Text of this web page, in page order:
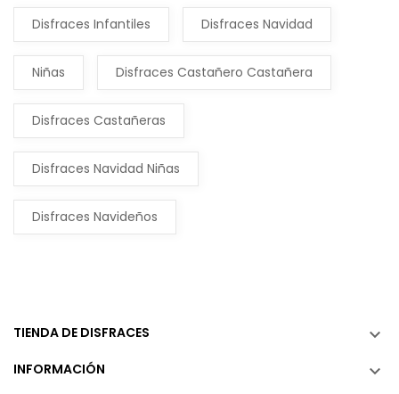
Disfraces Infantiles Disfraces Navidad
Niñas Disfraces Castañero Castañera
Disfraces Castañeras
Disfraces Navidad Niñas
Disfraces Navideños
TIENDA DE DISFRACES 
INFORMACIÓN 